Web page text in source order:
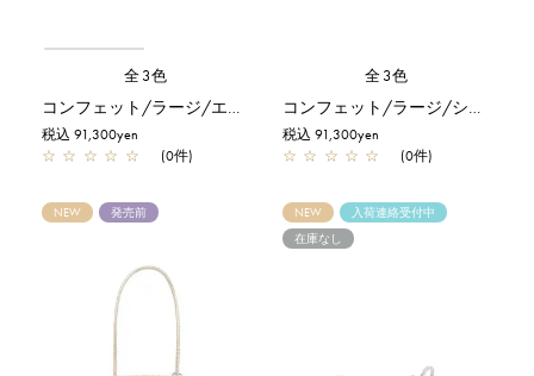
全3色
コンフェット/ラージ/エナメルブラック
税込 91,300yen
☆ ☆ ☆ ☆ ☆ (0件)
全3色
コンフェット/ラージ/シルバー
税込 91,300yen
☆ ☆ ☆ ☆ ☆ (0件)
NEW 発売前 NEW
入荷連絡受付中
在庫なし